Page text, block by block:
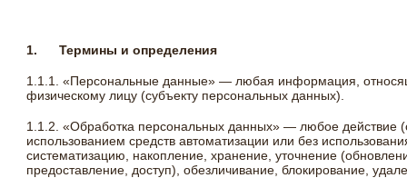
1.Термины и определения
1.1.1. «Персональные данные» — любая информация,
физическому лицу (субъекту персональных данных).
1.1.2. «Обработка персональных данных» — любое действие
использованием средств автоматизации или без
систематизацию, накопление, хранение, уточнение
предоставление, доступ), обезличивание, блокирование,